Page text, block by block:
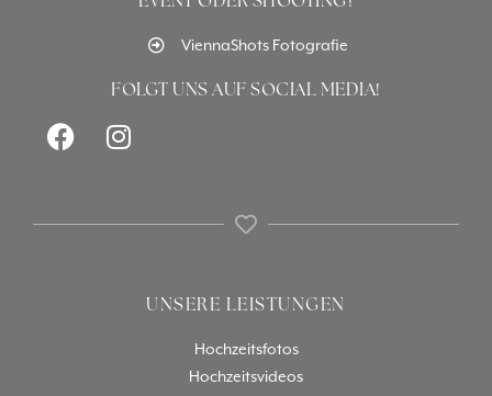
ViennaShots Fotografie
FOLGT UNS AUF SOCIAL MEDIA!
UNSERE LEISTUNGEN
Hochzeitsfotos
Hochzeitsvideos